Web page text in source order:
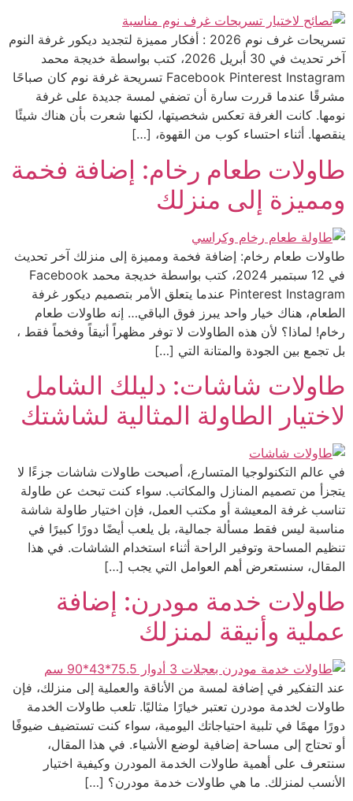
تسريحات غرف نوم 2026 : أفكار مميزة لتجديد ديكور غرفة النوم
آخر تحديث في 30 أبريل 2026، كتب بواسطة خديجة محمد
Facebook Pinterest Instagram تسريحة غرفة نوم كان صباحًا
مشرقًا عندما قررت سارة أن تضفي لمسة جديدة على غرفة
نومها. كانت الغرفة تعكس شخصيتها، لكنها شعرت بأن هناك شيئًا
ينقصها. أثناء احتساء كوب من القهوة، […]
طاولات طعام رخام: إضافة فخمة
ومميزة إلى منزلك
طاولات طعام رخام: إضافة فخمة ومميزة إلى منزلك آخر تحديث
في 12 سبتمبر 2024، كتب بواسطة خديجة محمد Facebook
Pinterest Instagram عندما يتعلق الأمر بتصميم ديكور غرفة
الطعام، هناك خيار واحد يبرز فوق الباقي… إنه طاولات طعام
رخام! لماذا؟ لأن هذه الطاولات لا توفر مظهراً أنيقاً وفخماً فقط ،
بل تجمع بين الجودة والمتانة التي […]
طاولات شاشات: دليلك الشامل
لاختيار الطاولة المثالية لشاشتك
في عالم التكنولوجيا المتسارع، أصبحت طاولات شاشات جزءًا لا
يتجزأ من تصميم المنازل والمكاتب. سواء كنت تبحث عن طاولة
تناسب غرفة المعيشة أو مكتب العمل، فإن اختيار طاولة شاشة
مناسبة ليس فقط مسألة جمالية، بل يلعب أيضًا دورًا كبيرًا في
تنظيم المساحة وتوفير الراحة أثناء استخدام الشاشات. في هذا
المقال، سنستعرض أهم العوامل التي يجب […]
طاولات خدمة مودرن: إضافة
عملية وأنيقة لمنزلك
عند التفكير في إضافة لمسة من الأناقة والعملية إلى منزلك، فإن
طاولات لخدمة مودرن تعتبر خيارًا مثاليًا. تلعب طاولات الخدمة
دورًا مهمًا في تلبية احتياجاتك اليومية، سواء كنت تستضيف ضيوفًا
أو تحتاج إلى مساحة إضافية لوضع الأشياء. في هذا المقال،
سنتعرف على أهمية طاولات الخدمة المودرن وكيفية اختيار
الأنسب لمنزلك. ما هي طاولات خدمة مودرن؟ […]